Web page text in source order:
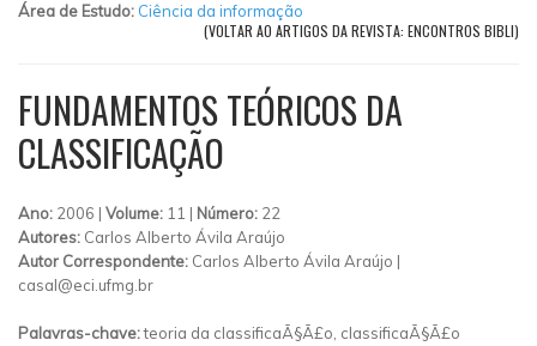
Área de Estudo: Ciência da informação
(VOLTAR AO ARTIGOS DA REVISTA: ENCONTROS BIBLI)
FUNDAMENTOS TEÓRICOS DA
CLASSIFICAÇÃO
Ano: 2006 | Volume: 11 | Número: 22
Autores: Carlos Alberto Ávila Araújo
Autor Correspondente: Carlos Alberto Ávila Araújo |
casal@eci.ufmg.br
Palavras-chave:teoria da classificaÃ§Ã£o, classificaÃ§Ã£o